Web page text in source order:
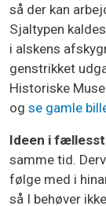
så der kan
Sjaltypen
i alskens
genstrikket
Historiske
og se gamle
Ideen i
samme tid.
følge med i
så I behøver